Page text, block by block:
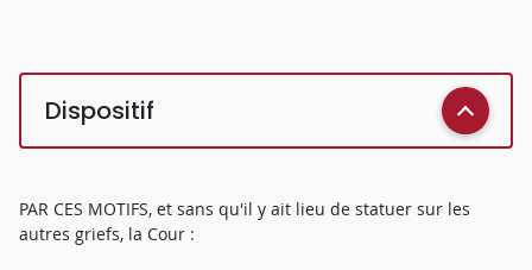
Dispositif
PAR CES MOTIFS, et sans qu'il y ait lieu de statuer sur les
autres griefs, la Cour :